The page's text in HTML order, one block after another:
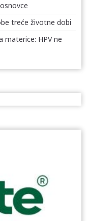
treće životne dobi
materice: HPV ne